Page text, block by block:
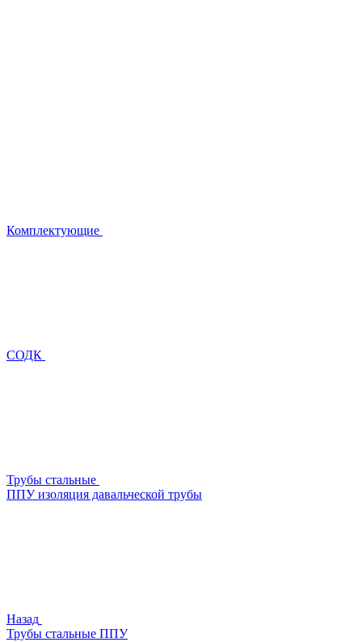
Комплектующие
СОДК
Трубы стальные
ППУ изоляция давальческой трубы
Назад
Трубы стальные ППУ